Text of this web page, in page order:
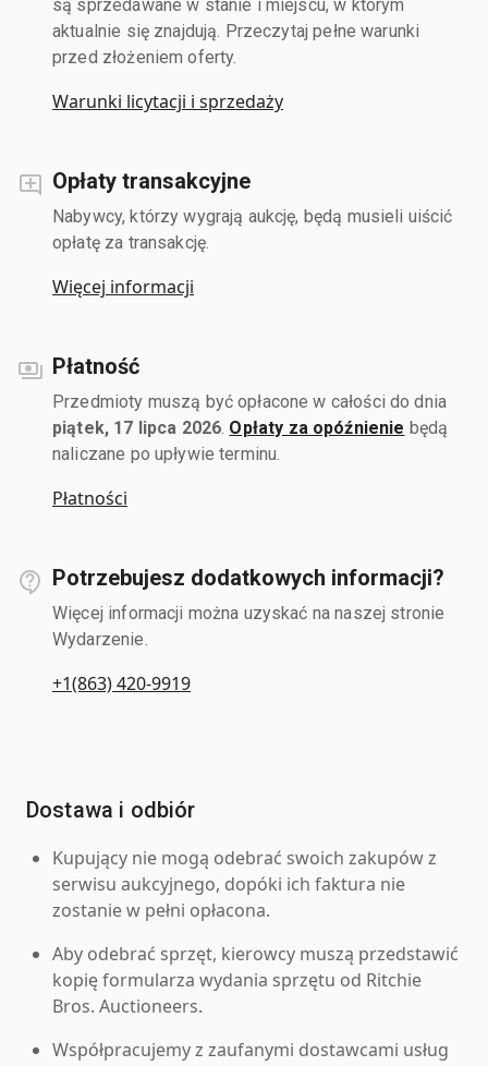
są sprzedawane w stanie i miejscu, w którym
aktualnie się znajdują. Przeczytaj pełne warunki
przed złożeniem oferty.
Warunki licytacji i sprzedaży
Opłaty transakcyjne
Nabywcy, którzy wygrają aukcję, będą musieli uiścić
opłatę za transakcję.
Więcej informacji
Płatność
Przedmioty muszą być opłacone w całości do dnia
piątek, 17 lipca 2026 Opłaty za opóźnienie będą
naliczane po upływie terminu.
Płatności
Potrzebujesz dodatkowych informacji?
Więcej informacji można uzyskać na naszej stronie
Wydarzenie.
+1(863) 420-9919
Dostawa i odbiór
Kupujący nie mogą odebrać swoich zakupów z
serwisu aukcyjnego, dopóki ich faktura nie
zostanie w pełni opłacona.
Aby odebrać sprzęt, kierowcy muszą przedstawić
kopię formularza wydania sprzętu od Ritchie
Bros. Auctioneers.
Współpracujemy z zaufanymi dostawcami usług